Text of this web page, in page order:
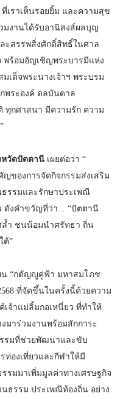
เราเห็นรอยยิ้ม และความสุข
มงานได้รับอานิสงส์ผลบุญ
ะสรรพสิ่งศักดิ์สิทธิ์ในศาล
พร้อมอัญเชิญพระบารมีแห่ง
เด็จพระนางเจ้าฯ พระบรม
พระองค์ ดลบันดาล
ทุกศาสนา มีความรัก ความ
หวัดปัตตานีเผยต่อว่า “
ของการจัดกิจกรรมส่งเสริม
ธรรมและรักษาประเพณี
ดังคำขวัญที่ว่า... “ปัตตานี
ล้ำ ชนน้อมนำศรัทธา ถิ่น
ต้”
น “กตัญญูคู่ฟ้า มหาสมโภช
ที่จัดขึ้นในครั้งนี้ด้วยความ
จ้าแม่ลิ้มกอเหนี่ยว ที่ทำให้
มาร่วมงานพร้อมสักการะ
รรมที่ช่วยพัฒนาและขับ
องเที่ยวและกีฬาให้มี
มมาเพิ่มมูลค่าทางเศรษฐกิจ
ธรรม ประเพณีท้องถิ่น อย่าง